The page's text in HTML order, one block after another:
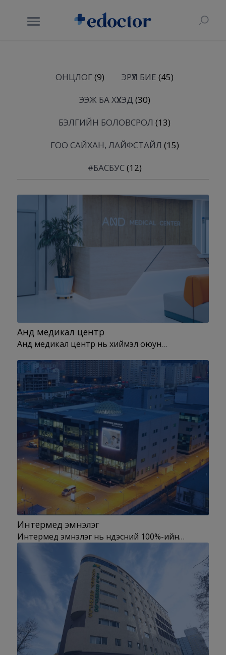
ОНЦЛОГ(9) ЭРҮҮЛ БИЕ (45)
ЭЭЖ БА ХҮҮХЭД (30)
БЭЛГИЙН БОЛОВСРОЛ (13)
ГОО САЙХАН, ЛАЙФСТАЙЛ (15)
#БАСБУС(12)
Анд медикал центр
Анд медикал центр нь хиймэл оюун…
Интермед эмнэлэг
Интермед эмнэлэг нь үндэсний 100%-ийн…